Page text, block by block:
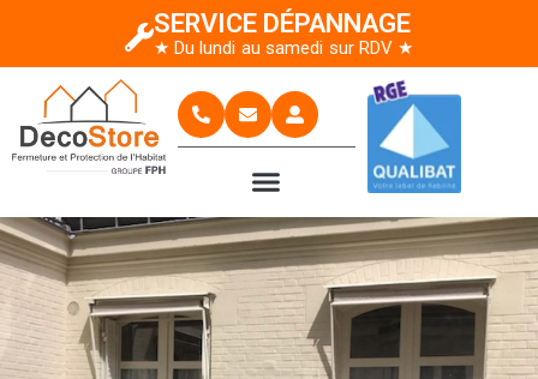
SERVICE DÉPANNAGE
★ Du lundi au samedi sur RDV ★